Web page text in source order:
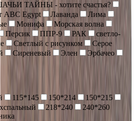
ТАЙНЫ - хотите счастья?
ABC Egypt
Лаванда
Лима
Монифа
Морская волна
Персик ППР-9 РАК
светло-
Светлый с рисунком
Серое
Сиреневый Элен
Эрбачео
115*145 150*214
150*215
218*240
240*260